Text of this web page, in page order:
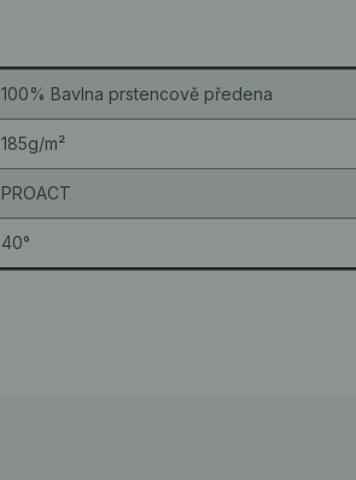
100% Bavlna prstencově předena
185g/m²
PROACT
40°